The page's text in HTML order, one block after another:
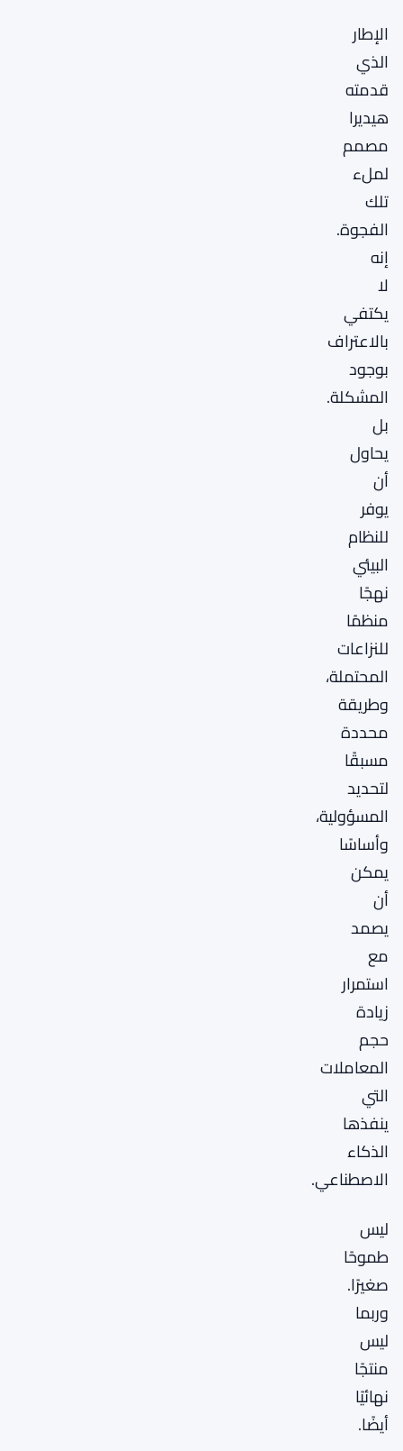
الإطار
الذي
قدمته
هيديرا
مصمم
لملء
تلك
الفجوة.
إنه
لا
يكتفي
بالاعتراف
بوجود
المشكلة.
بل
يحاول
أن
يوفر
للنظام
البيئي
نهجًا
منظمًا
للنزاعات
المحتملة،
وطريقة
محددة
مسبقًا
لتحديد
المسؤولية،
وأساسًا
يمكن
أن
يصمد
مع
استمرار
زيادة
حجم
المعاملات
التي
ينفذها
الذكاء
الاصطناعي.
ليس
طموحًا
صغيرًا.
وربما
ليس
منتجًا
نهائيًا
أيضًا.